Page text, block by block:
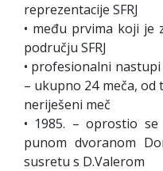
reprezentacije SFRJ
• među prvima koji je
području SFRJ
• profesionalni
– ukupno 24 meča, od
neriješeni meč
• 1985. – oprostio
punom dvoranom
susretu s D.Valerom